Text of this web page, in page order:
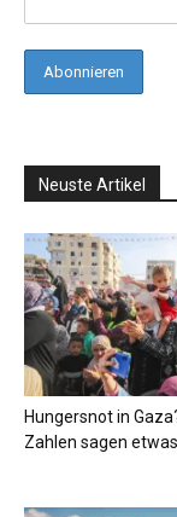
Neuste Artikel
Hungersnot in
Zahlen sagen